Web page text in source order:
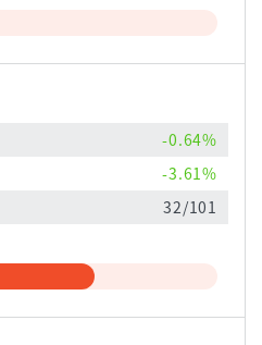
-0.64%
-3.61%
32/101